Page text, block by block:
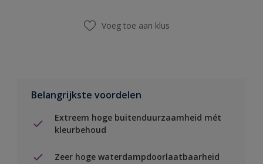
Voeg toe aan klus
Belangrijkste voordelen
Extreem hoge buitenduurzaamheid mét
kleurbehoud
Zeer hoge waterdampdoorlaatbaarheid